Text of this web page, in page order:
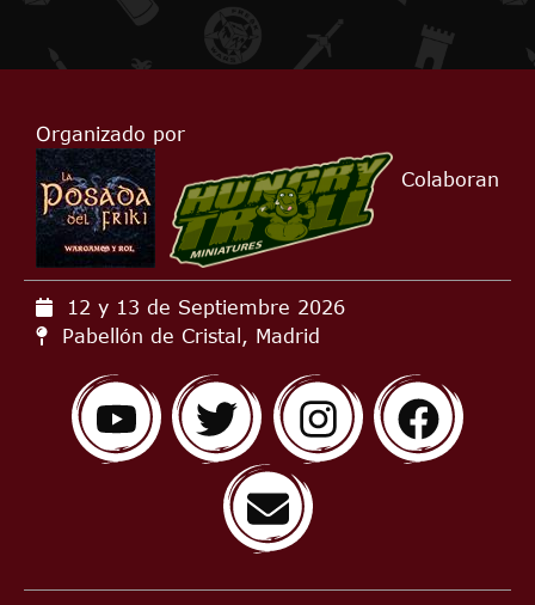
Organizado por
Colaboran
12 y 13 de Septiembre 2026
Pabellón de Cristal, Madrid